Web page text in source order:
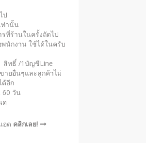
ป
ท่านั้น
ที่ร้านในครั้งถัดไป
นักงาน ใช้ได้ในครับ
สิทธิ์ /1บัญชีLine
ายอื่นๆและลูกค้าไม่
ด้อีก
60 วัน
ด
อด คลิกเลย!